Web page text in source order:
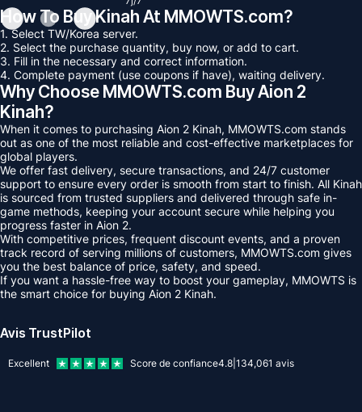
How To Buy Kinah At MMOWTS.com?
1. Select TW/Korea server.
2. Select the purchase quantity, buy now, or add to cart.
3. Fill in the necessary and correct information.
4. Complete payment (use coupons if have), waiting delivery.
Why Choose MMOWTS.com Buy Aion 2
Kinah?
When it comes to purchasing Aion 2 Kinah, MMOWTS.com stands
out as one of the most reliable and cost-effective marketplaces for
global players.
We offer fast delivery, secure transactions, and 24/7 customer
support to ensure every order is smooth from start to finish. All Kinah
is sourced from trusted suppliers and delivered through safe in-
game methods, keeping your account secure while helping you
progress faster in Aion 2.
With competitive prices, frequent discount events, and a proven
track record of serving millions of customers, MMOWTS.com gives
you the best balance of price, safety, and speed.
If you want a hassle-free way to boost your gameplay, MMOWTS is
the smart choice for buying Aion 2 Kinah.
Avis TrustPilot
Excellent Score de confiance4.8 134,061 avis